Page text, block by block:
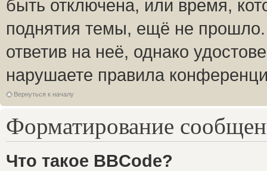
быть отключена, или время,
поднятия темы, ещё не
ответив на неё, однако
нарушаете правила
Вернуться к началу
Форматирование
Что такое BBCode?